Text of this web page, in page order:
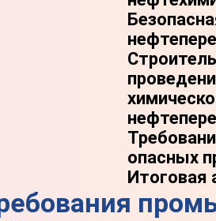
опасных
Итоговая